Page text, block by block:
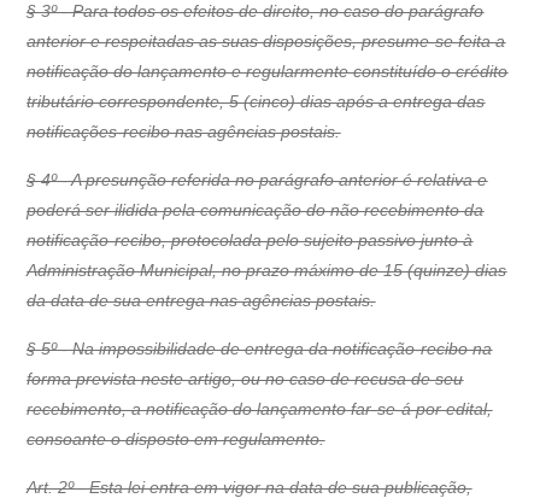
§ 3º - Para todos os efeitos de direito, no caso do parágrafo
anterior e respeitadas as suas disposições, presume-se feita a
notificação do lançamento e regularmente constituído o crédito
tributário correspondente, 5 (cinco) dias após a entrega das
notificações-recibo nas agências postais.
§ 4º - A presunção referida no parágrafo anterior é relativa e
poderá ser ilidida pela comunicação do não recebimento da
notificação-recibo, protocolada pelo sujeito passivo junto à
Administração Municipal, no prazo máximo de 15 (quinze) dias
da data de sua entrega nas agências postais.
§ 5º - Na impossibilidade de entrega da notificação-recibo na
forma prevista neste artigo, ou no caso de recusa de seu
recebimento, a notificação do lançamento far-se-á por edital,
consoante o disposto em regulamento.
Art. 2º - Esta lei entra em vigor na data de sua publicação,